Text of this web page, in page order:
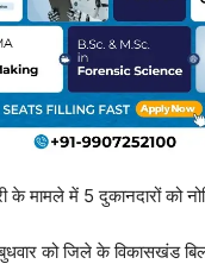
को जिले के विकासखंड